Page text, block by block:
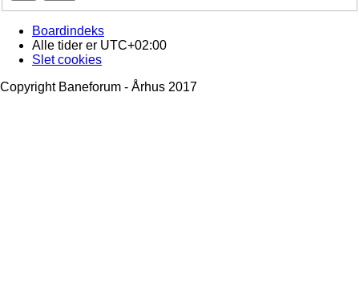
Boardindeks
Alle tider er UTC+02:00
Slet cookies
Copyright Baneforum - Århus 2017